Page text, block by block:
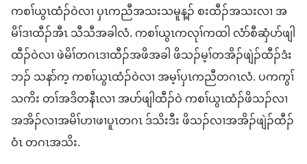
ကစၢ်ယွၤထံၣ်ဝဲလၢ ပှၤကညီအသးသမူန့ၣ် စးထီၣ်အသးလၢ အ
မိၢ်ဒၢထီၣ်အီၤ သီသီအခါလံ. ကစၢ်ယွၤကလုၢ်ကထါ လံာ်စီဆှံပာ်ဖျါ
ထီၣ်ဝဲလၢ ဖဲမိၢ်တဂၤဒၢထီၣ်အဖိအခါ ဖိသၣ်မ့ၢ်တအိၣ်ဖျဲၣ်ထီၣ်ဒံး
ဘၣ် သနာ်က့ ကစၢ်ယွၤထံၣ်ဝဲလၢ အမ့ၢ်ပှၤကညီတဂၤလံ. ပကကွၢ်
သကိး တၢ်အဒိတနီၤလၢ အပာ်ဖျါထီၣ်ဝဲ ကစၢ်ယွၤထံၣ်ဖိသၣ်လၢ
အအိၣ်လၢအမိၢ်ဟၢဖၢပူၤတဂၤ ဒ်သိးဒီး ဖိသၣ်လၢအအိၣ်ဖျဲၣ်ထီၣ်
ဝံၤ တဂၤအသိး.